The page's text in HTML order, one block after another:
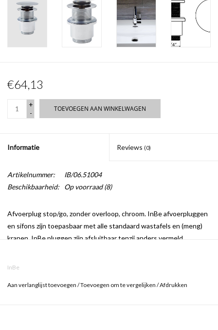
€64,13
+
-
TOEVOEGEN AAN WINKELWAGEN
Informatie Reviews (0)
Artikelnummer:
IB/06.51004
Beschikbaarheid:
Op voorraad(8)
Afvoerplug stop/go, zonder overloop, chroom. InBe afvoerpluggen
en sifons zijn toepasbaar met alle standaard wastafels en (meng)
kranen. InBe pluggen zijn afsluitbaar tenzij anders vermeld.
InBe
Aan verlanglijst toevoegen /Toevoegen om te vergelijken /Afdrukken